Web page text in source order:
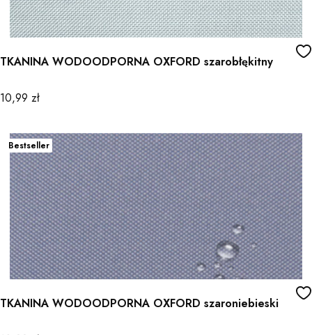
TKANINA WODOODPORNA OXFORD szarobłękitny
Cena
10,99 zł
Bestseller
TKANINA WODOODPORNA OXFORD szaroniebieski